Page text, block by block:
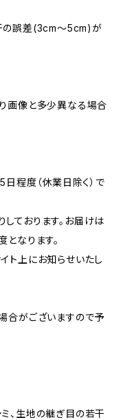
の誤差(3cm〜5cm)が
画像と多少異なる場合
程度（休業日除く）で
ております。お届けは
なります。
ト上にお知らせいたし
合がございますので予
、生地の継ぎ目の若干